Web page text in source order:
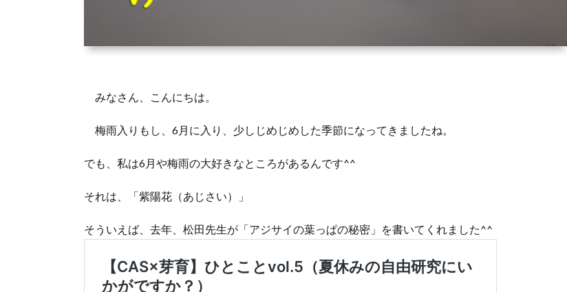
みなさん、こんにちは。
梅雨入りもし、6月に入り、少しじめじめした季節になってきましたね。
でも、私は6月や梅雨の大好きなところがあるんです^^
それは、「紫陽花（あじさい）」
そういえば、去年、松田先生が「アジサイの葉っぱの秘密」を書いてくれました^^